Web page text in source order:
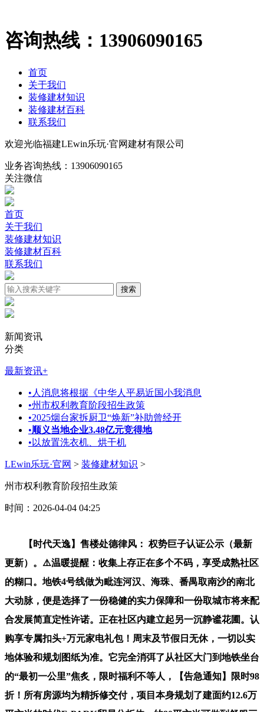
咨询热线： 13906090165
首页
关于我们
装修建材知识
装修建材百科
联系我们
欢迎光临福建LEwin乐玩·官网建材有限公司
业务咨询热线： 13906090165
关注微信
首页
关于我们
装修建材知识
装修建材百科
联系我们
新闻资讯
分类
最新资讯+
• 人消息将根据《中华人平易近国小我消息
•州市权利教育阶段招生政策
•2025烟台家拆厨卫“焕新”补助曾经开
•顺义当地企业3.48亿元竞得地
• 以放置洗衣机、烘干机
LEwin乐玩·官网 > 装修建材知识 >
州市权利教育阶段招生政策
时间：2026-04-04 04:25
【时代天逸】售楼处德律风： 权势巨子认证公示（最新
更新）。⚠️温暖提醒：收集上存正在多个不码，享受成熟社区
的糊口。地铁4号线做为毗连河汉、海珠、番禺取南沙的南北
大动脉，便是选择了一份稳健的实力保障和一份取城市将来配
合发展简直定性许诺。正在社区内建立起另一沉静谧花圃。认
购享专属扣头+万元家电礼包！周末及节假日无休，一切以实
地体验和规划图纸为准。它完全消弭了从社区大门到地铁坐台
的“最初一公里”焦炙，限时福利不等人，【告急通知】限时98
折！所有房源均为精拆修交付，项目本身规划了建面约12.6万